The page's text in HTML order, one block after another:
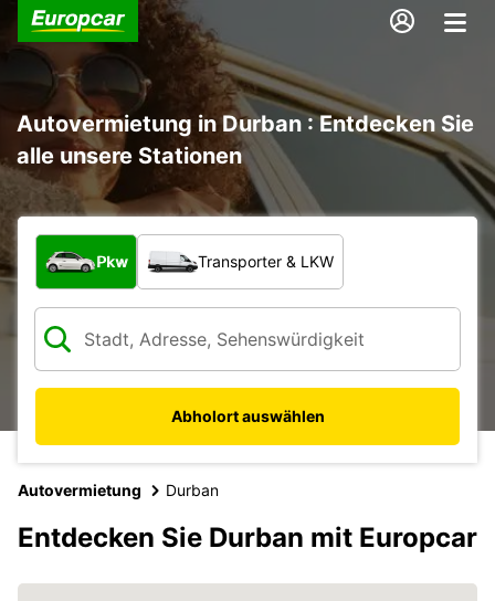
Autovermietung in Durban : Entdecken Sie
alle unsere Stationen
Welche Art von Fahrzeug?
Pkw Transporter & LKW
Abholort auswählen
Autovermietung Durban
Entdecken Sie Durban mit Europcar